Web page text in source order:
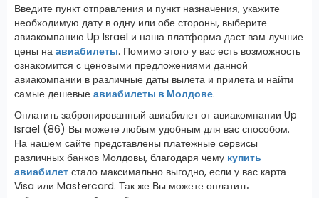
Введите пункт отправления и пункт назначения, укажите
необходимую дату в одну или обе стороны, выберите
авиакомпанию Up Israel и наша платформа даст вам лучшие
цены на авиабилеты. Помимо этого у вас есть возможность
ознакомится с ценовыми предложениями данной
авиакомпании в различные даты вылета и прилета и найти
самые дешевые авиабилеты в Молдове.
Оплатить забронированный авиабилет от авиакомпании Up
Israel (86) Вы можете любым удобным для вас способом.
На нашем сайте представлены платежные сервисы
различных банков Молдовы, благодаря чему купить
авиабилет стало максимально выгодно, если у вас карта
Visa или Mastercard. Так же Вы можете оплатить